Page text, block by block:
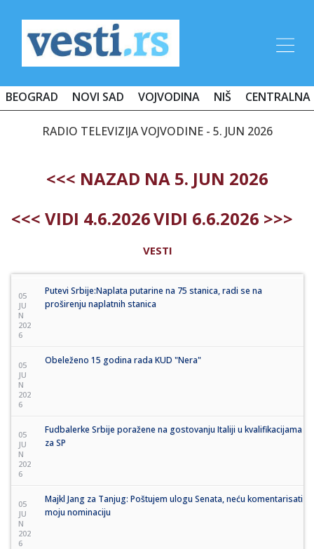
BEOGRAD NOVI SAD VOJVODINA NIŠ CENTRALNA
RADIO TELEVIZIJA VOJVODINE - 5. JUN 2026
<<< NAZAD NA 5. JUN 2026
<<< VIDI 4.6.2026VIDI 6.6.2026 >>>
VESTI
05
JU
N
202
6
Putevi Srbije:Naplata putarine na 75 stanica, radi se na
proširenju naplatnih stanica
05
JU
N
202
6
Obeleženo 15 godina rada KUD "Nera"
05
JU
N
202
6
Fudbalerke Srbije poražene na gostovanju Italiji u kvalifikacijama
za SP
05
JU
N
202
6
Majkl Jang za Tanjug: Poštujem ulogu Senata, neću komentarisati
moju nominaciju